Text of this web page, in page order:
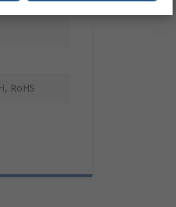
RoHS